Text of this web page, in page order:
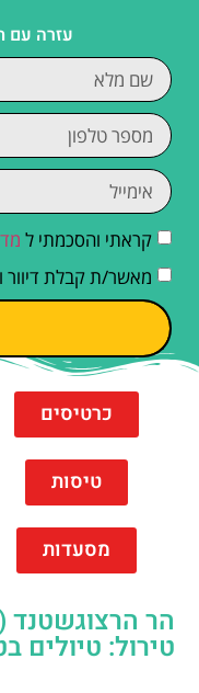
עזרה עם
קראתי והסכמתי ל
מאשר/ת קבלת דיוור
כרטיסים
טיסות
מסעדות
טירול: טיולים